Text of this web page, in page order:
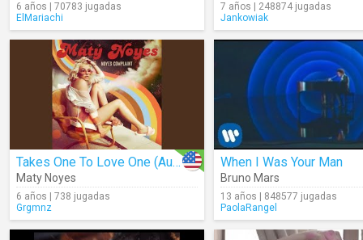
6 años | 70783 jugadas
ElMariachi
7 años | 248874 jugadas
Jankowiak
Takes One To Love One (Audio)
Maty Noyes
6 años | 738 jugadas
Grgmnz
When I Was Your Man
Bruno Mars
13 años | 848577 jugadas
PaolaRangel